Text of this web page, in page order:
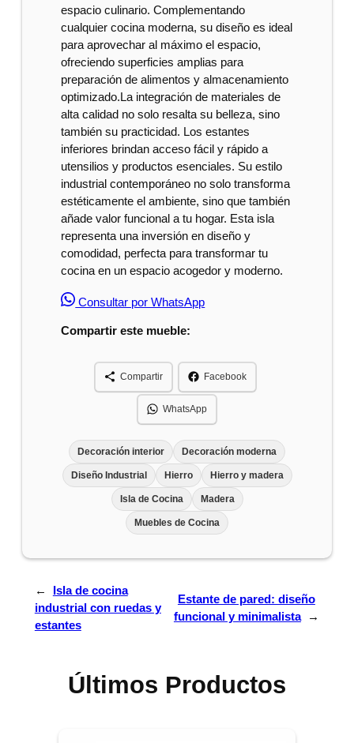
espacio culinario. Complementando
cualquier cocina moderna, su diseño es ideal
para aprovechar al máximo el espacio,
ofreciendo superficies amplias para
preparación de alimentos y almacenamiento
optimizado.La integración de materiales de
alta calidad no solo resalta su belleza, sino
también su practicidad. Los estantes
inferiores brindan acceso fácil y rápido a
utensilios y productos esenciales. Su estilo
industrial contemporáneo no solo transforma
estéticamente el ambiente, sino que también
añade valor funcional a tu hogar. Esta isla
representa una inversión en diseño y
comodidad, perfecta para transformar tu
cocina en un espacio acogedor y moderno.
Consultar por WhatsApp
Compartir este mueble:
Compartir Facebook
WhatsApp
Decoración interior Decoración moderna
Diseño Industrial Hierro Hierro y madera
Isla de Cocina Madera
Muebles de Cocina
←
Isla de cocina
industrial con ruedas y
estantes
Estante de pared: diseño
funcional y minimalista
→
Últimos Productos